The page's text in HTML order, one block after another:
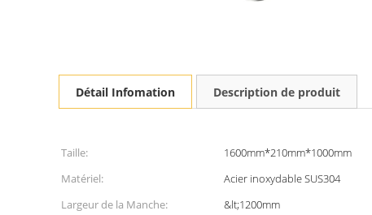
Détail Infomation Description de produit
Taille: 1600mm*210mm*1000mm
Matériel:
Acier inoxydable SUS304
Largeur de la Manche:
&lt;1200mm